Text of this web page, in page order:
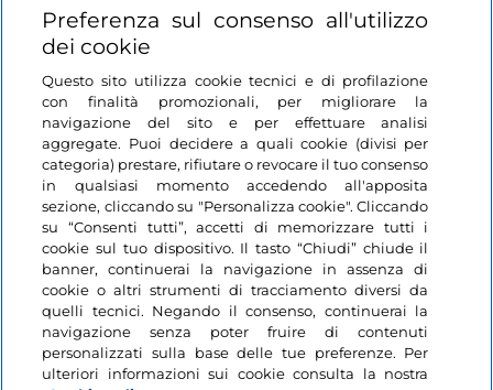
Login
Restiamo in contatto
Preferenza sul consenso all'utilizzo
dei cookie
Questo sito utilizza cookie tecnici e di profilazione
con finalità promozionali, per migliorare la
navigazione del sito e per effettuare analisi
aggregate. Puoi decidere a quali cookie (divisi per
categoria) prestare, rifiutare o revocare il tuo consenso
in qualsiasi momento accedendo all'apposita
sezione, cliccando su "Personalizza cookie". Cliccando
su “Consenti tutti”, accetti di memorizzare tutti i
cookie sul tuo dispositivo. Il tasto “Chiudi” chiude il
banner, continuerai la navigazione in assenza di
cookie o altri strumenti di tracciamento diversi da
quelli tecnici. Negando il consenso, continuerai la
navigazione senza poter fruire di contenuti
personalizzati sulla base delle tue preferenze. Per
ulteriori informazioni sui cookie consulta la nostra